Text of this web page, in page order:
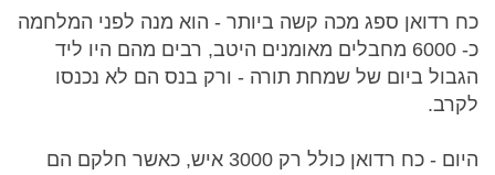
כח רדואן ספג מכה קשה ביותר - הוא מנה לפני המלחמה
כ- 6000 מחבלים מאומנים היטב, רבים מהם היו ליד
הגבול ביום של שמחת תורה - ורק בנס הם לא נכנסו
לקרב.
היום - כח רדואן כולל רק 3000 איש, כאשר חלקם הם